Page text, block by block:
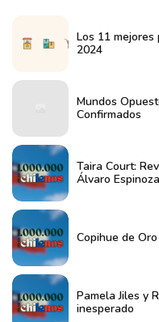
Los 11
2024
Mundos
Confirmados
Taira Court:
Álvaro Espinoza
Copihue de
Pamela Jiles y
inesperado